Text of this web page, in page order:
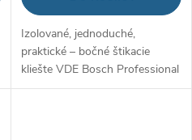
Izolované, jednoduché,
praktické – bočné štikacie
kliešte VDE Bosch Professional
– 160 mm